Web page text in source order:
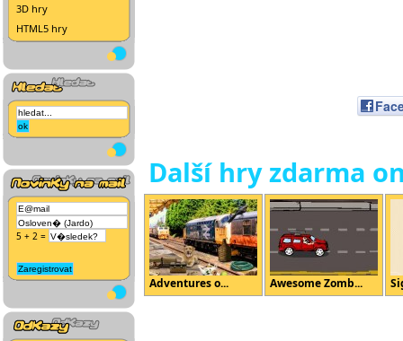
3D hry
HTML5 hry
5 + 2 =
Další hry zdarma
Adventures o... Awesome Zomb...